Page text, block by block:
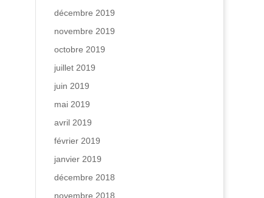
décembre 2019
novembre 2019
octobre 2019
juillet 2019
juin 2019
mai 2019
avril 2019
février 2019
janvier 2019
décembre 2018
novembre 2018